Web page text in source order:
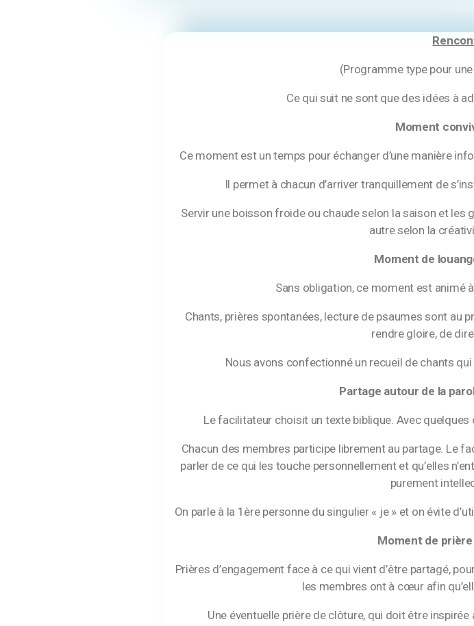
(Programme type pour
Ce qui suit ne sont que des idées à
Moment
Ce moment est un temps pour échanger d’une manière
Il permet à chacun d’arriver tranquillement de
Servir une boisson froide ou chaude selon la saison et les
autre selon la
Moment de
Sans obligation, ce moment est animé
Chants, prières spontanées, lecture de psaumes sont au
rendre gloire, de
Nous avons confectionné un recueil de chants
Partage autour de la
Le facilitateur choisit un texte biblique. Avec
Chacun des membres participe librement au partage. Le
parler de ce qui les touche personnellement et qu’elles
purement
On parle à la 1 èrepersonne du singulier « je » et on évite
Moment de
Prières d’engagement face à ce qui vient d’être partagé,
les membres ont à cœur afin
Une éventuelle prière de clôture, qui doit être